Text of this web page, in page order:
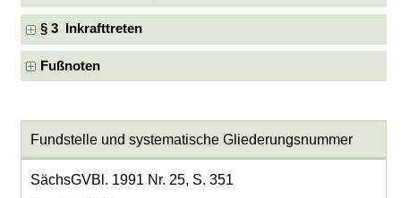
§ 3 Inkrafttreten
Fußnoten
Fundstelle und systematische Gliederungsnummer
SächsGVBl. 1991 Nr. 25, S. 351